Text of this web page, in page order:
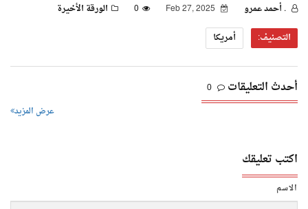
. أحمد عمرو 0
الورقة الأخيرة
التصنيف:
أمريكا
أحدث التعليقات 0
عرض المزيد
اكتب تعليقك
الاسم